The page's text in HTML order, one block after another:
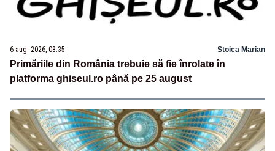
6 aug. 2026, 08:35 Stoica Marian
Primăriile din România trebuie să fie înrolate în
platforma ghiseul.ro până pe 25 august